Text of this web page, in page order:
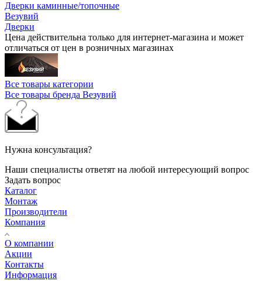
Дверки каминные/топочные
Везувий
Дверки
Цена действительна только для интернет-магазина и может
отличаться от цен в розничных магазинах
Все товары категории
Все товары бренда Везувий
Нужна консультация?
Наши специалисты ответят на любой интересующий вопрос
Задать вопрос
Каталог
Монтаж
Производители
Компания
О компании
Акции
Контакты
Информация